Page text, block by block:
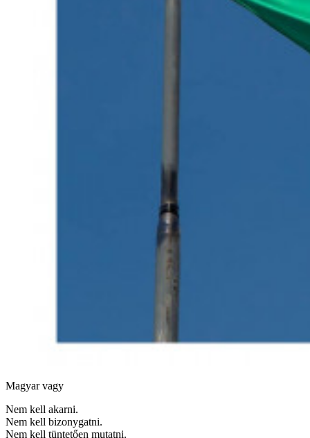
Magyar vagy
Nem kell akarni.
Nem kell bizonygatni.
Nem kell tüntetően mutatni.